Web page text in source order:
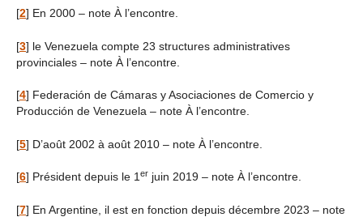
[2] En 2000 – note À l’encontre.
[3] le Venezuela compte 23 structures administratives
provinciales – note À l’encontre.
[4] Federación de Cámaras y Asociaciones de Comercio y
Producción de Venezuela – note À l’encontre.
[5] D’août 2002 à août 2010 – note À l’encontre.
[6] Président depuis le 1er juin 2019 – note À l’encontre.
[7] En Argentine, il est en fonction depuis décembre 2023 – note